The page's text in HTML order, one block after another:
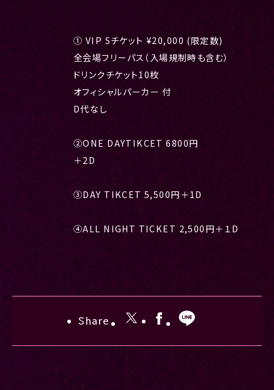
① VIP Sチケット ¥20,000 (限定数)
全会場フリーパス（入場規制時も含む）
ドリンクチケット10枚
オフィシャルパーカー 付
D代なし
②ONE DAYTIKCET 6800円
＋2D
③DAY TIKCET 5,500円＋1D
④ALL NIGHT TICKET 2,500円＋１D
Share